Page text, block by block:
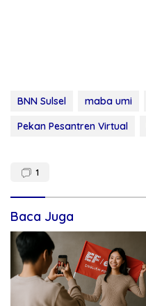
BNN Sulsel maba umi
Pekan Pesantren Virtual
1
Baca Juga